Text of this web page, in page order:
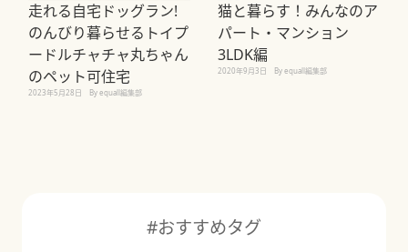
走れる自宅ドッグラン!
のんびり暮らせるトイプ
ードルチャチャ丸ちゃん
のペット可住宅
2023年5月28日 By equall編集部
猫と暮らす！みんなのア
パート・マンション
3LDK編
2020年9月3日 By equall編集部
#おすすめタグ